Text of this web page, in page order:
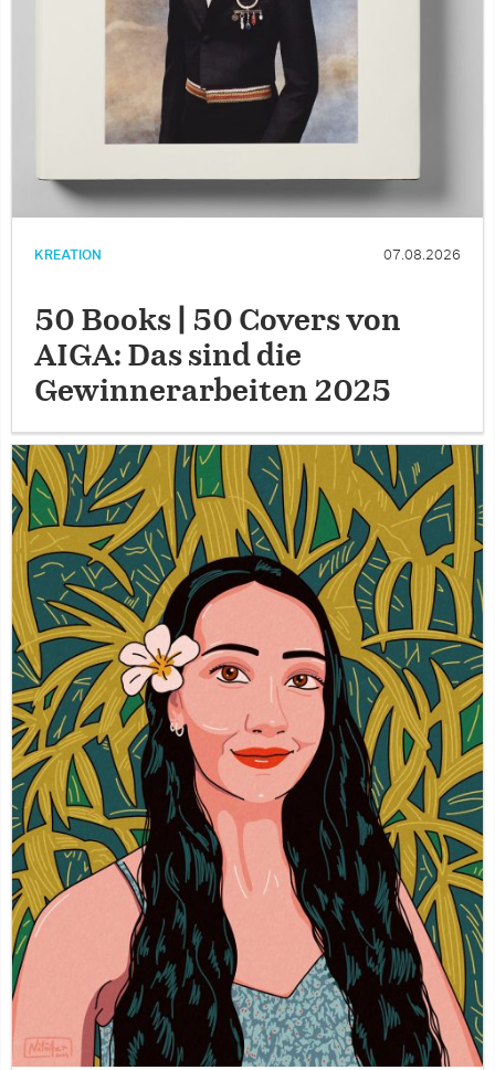
KREATION 07.08.2026
50 Books | 50 Covers von
AIGA: Das sind die
Gewinnerarbeiten 2025